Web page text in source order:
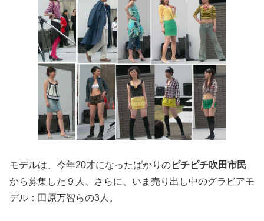
モデルは、今年20才になったばかりのピチピチ吹田市民
から募集した９人、さらに、いま売り出し中のグラビアモ
デル：田原万智らの3人。